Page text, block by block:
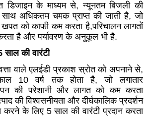
डिजाइन के माध्यम से, न्यूनतम बिजली की
अधिकतम चमक प्राप्त की जाती है, जो
खपत को काफी कम करता है,परिचालन लागतों
है और पर्यावरण के अनुकूल भी है.
की वारंटी
वाले एलईडी प्रकाश स्रोत को अपनाने से,
10 वर्ष तक होता है, जो लगातार
की परेशानी और लागत को कम करता
की विश्वसनीयता और दीर्घकालिक प्रदर्शन
करने के लिए 5 साल की वारंटी प्रदान करता